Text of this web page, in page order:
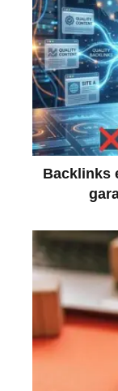
Backlinks